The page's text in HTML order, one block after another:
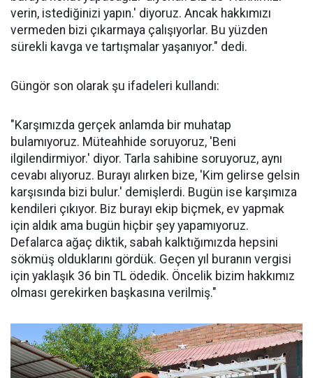
verin, istediğinizi yapın.' diyoruz. Ancak hakkımızı
vermeden bizi çıkarmaya çalışıyorlar. Bu yüzden
sürekli kavga ve tartışmalar yaşanıyor." dedi.
Güngör son olarak şu ifadeleri kullandı:
"Karşımızda gerçek anlamda bir muhatap
bulamıyoruz. Müteahhide soruyoruz, 'Beni
ilgilendirmiyor.' diyor. Tarla sahibine soruyoruz, aynı
cevabı alıyoruz. Burayı alırken bize, 'Kim gelirse gelsin
karşısında bizi bulur.' demişlerdi. Bugün ise karşımıza
kendileri çıkıyor. Biz burayı ekip biçmek, ev yapmak
için aldık ama bugün hiçbir şey yapamıyoruz.
Defalarca ağaç diktik, sabah kalktığımızda hepsini
sökmüş olduklarını gördük. Geçen yıl buranın vergisi
için yaklaşık 36 bin TL ödedik. Öncelik bizim hakkımız
olması gerekirken başkasına verilmiş."